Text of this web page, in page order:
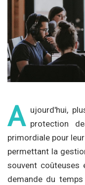
A ujourd'hui,
protection
primordiale pour
permettant la
souvent coûteuses
demande du